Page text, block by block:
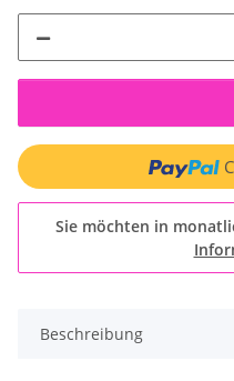
Sie möchten in
Beschreibung